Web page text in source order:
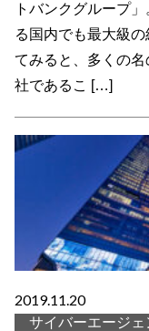
トバンクグループ
る国内でも最大級
てみると、多くの
社であるこ […]
2019.11.20
サイバーエージェ